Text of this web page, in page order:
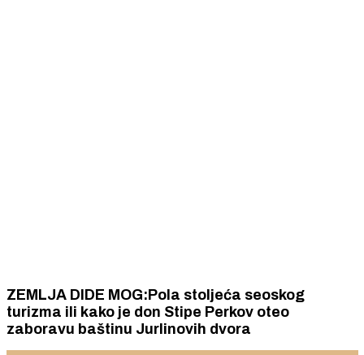
ZEMLJA DIDE MOG:Pola stoljeća seoskog
turizma ili kako je don Stipe Perkov oteo
zaboravu baštinu Jurlinovih dvora